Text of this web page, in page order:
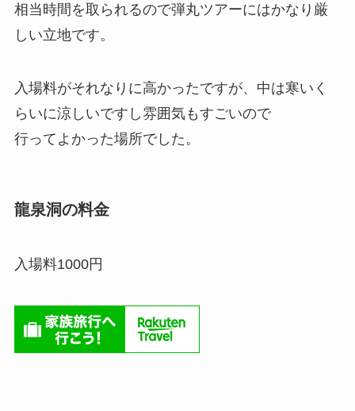
相当時間を取られるので弾丸ツアーにはかなり厳
しい立地です。
入場料がそれなりに高かったですが、中は寒いく
らいに涼しいですし雰囲気もすごいので
行ってよかった場所でした。
龍泉洞の料金
入場料1000円